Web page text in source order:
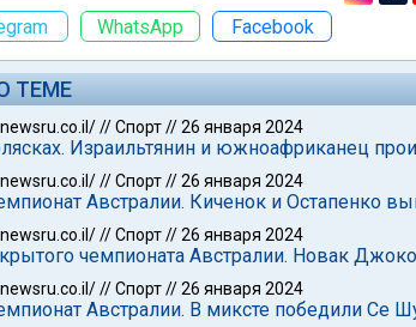
WhatsApp Facebook
ТЕМЕ
//Спорт//26 января 2024
Израильтянин и южноафриканец
//Спорт//26 января 2024
Австралии. Киченок и Остапенко
//Спорт//26 января 2024
чемпионата Австралии. Новак
//Спорт//26 января 2024
Австралии. В миксте победили Се